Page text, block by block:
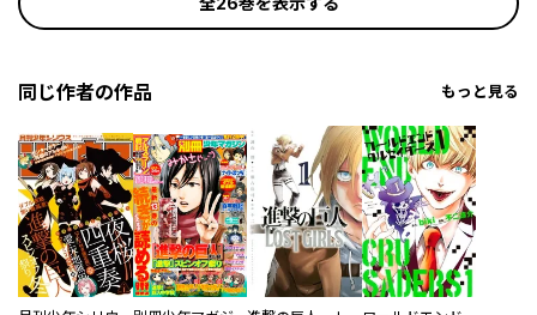
同じ作者の作品 もっと見る